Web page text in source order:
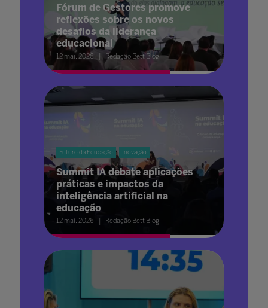
Fórum de Gestores promove
reflexões sobre os novos
desafios da liderança
educacional
12 mai. 2026 Redação Bett Blog
Futuro da Educação Inovação
Summit IA debate aplicações
práticas e impactos da
inteligência artificial na
educação
12 mai. 2026 Redação Bett Blog